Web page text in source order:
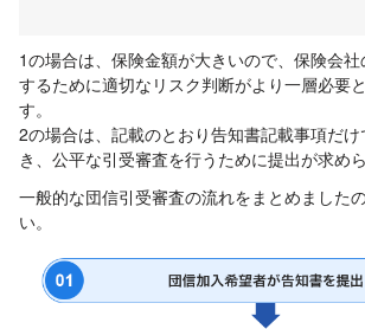
1の場合は、保険金額が大きいので、保険会
するために適切なリスク判断がより一層必要
す。
2の場合は、記載のとおり告知書記載事項だけ
き、公平な引受審査を行うために提出が求めら
一般的な団信引受審査の流れをまとめました
い。